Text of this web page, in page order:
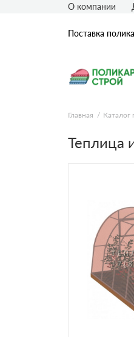
Поставка
Перейти
О компании
Главная Каталог
Теплица